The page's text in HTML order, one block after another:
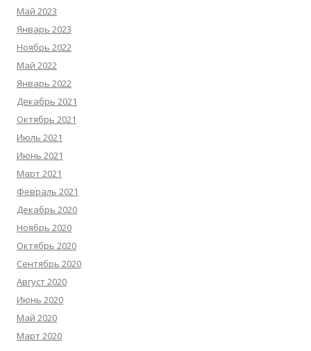
Май 2023
Январь 2023
Ноябрь 2022
Май 2022
Январь 2022
Декабрь 2021
Октябрь 2021
Июль 2021
Июнь 2021
Март 2021
Февраль 2021
Декабрь 2020
Ноябрь 2020
Октябрь 2020
Сентябрь 2020
Август 2020
Июнь 2020
Май 2020
Март 2020